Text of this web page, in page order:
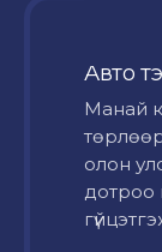
Авто
Mанай
олон
дотроо